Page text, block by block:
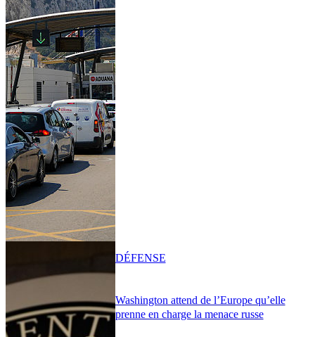
Washington attend de l’Europe qu’elle
prenne en charge la menace russe
DÉFENSE